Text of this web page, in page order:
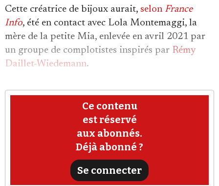
Demander à Vera
Se connecter
Cette créatrice de bijoux aurait, selon France
Info, été en contact avec Lola Montemaggi, la
mère de la petite Mia, enlevée en avril 2021 par
un groupe de complotistes inspirés par Rémy
Daillet-Wiedemann.
Nation (onenation.xyz) qui se présente comme«
une vague d'émancipation planétaire qui invite à
se ressaisir sereinement de son pouvoir personnel
et refuser toute autorité illégitime »
désobéissance créative ». Ce mouvement se veut
profondément non violent » et rejette
forme d'autorité illégitime ».
Ce contenu
est réservé
aux abonnés.
Déjà abonné ?
Se connecter